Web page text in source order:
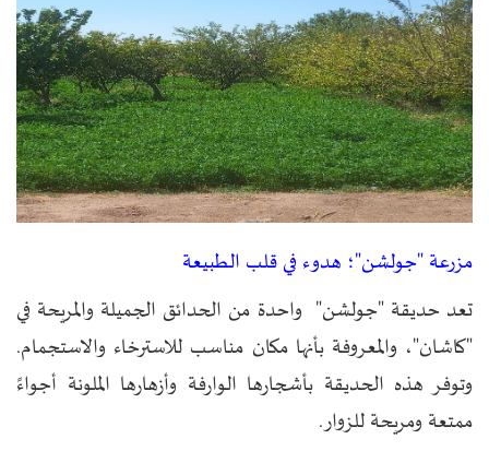
مزرعة "جولشن"؛ هدوء في قلب الطبيعة
تعد حديقة "جولشن" واحدة من الحدائق الجميلة والمريحة في
"كاشان"، والمعروفة بأنها مكان مناسب للاسترخاء والاستجمام.
وتوفر هذه الحديقة بأشجارها الوارفة وأزهارها الملونة أجواءً
ممتعة ومريحة للزوار.